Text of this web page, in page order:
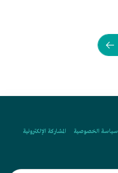
سياسة الخصوصية
المشاركة الإلكترونية